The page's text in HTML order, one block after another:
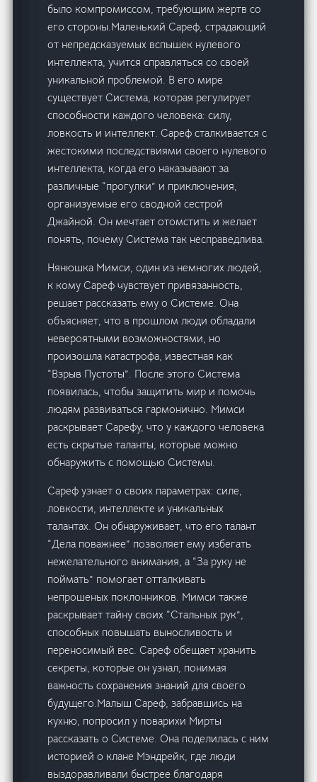
было компромиссом, требующим жертв со
его стороны.Маленький Сареф, страдающий
от непредсказуемых вспышек нулевого
интеллекта, учится справляться со своей
уникальной проблемой. В его мире
существует Система, которая регулирует
способности каждого человека: силу,
ловкость и интеллект. Сареф сталкивается с
жестокими последствиями своего нулевого
интеллекта, когда его наказывают за
различные “прогулки” и приключения,
организуемые его сводной сестрой
Джайной. Он мечтает отомстить и желает
понять, почему Система так несправедлива.
Нянюшка Мимси, один из немногих людей,
к кому Сареф чувствует привязанность,
решает рассказать ему о Системе. Она
объясняет, что в прошлом люди обладали
невероятными возможностями, но
произошла катастрофа, известная как
“Взрыв Пустоты”. После этого Система
появилась, чтобы защитить мир и помочь
людям развиваться гармонично. Мимси
раскрывает Сарефу, что у каждого человека
есть скрытые таланты, которые можно
обнаружить с помощью Системы.
Сареф узнает о своих параметрах: силе,
ловкости, интеллекте и уникальных
талантах. Он обнаруживает, что его талант
“Дела поважнее” позволяет ему избегать
нежелательного внимания, а “За руку не
поймать” помогает отталкивать
непрошеных поклонников. Мимси также
раскрывает тайну своих “Стальных рук”,
способных повышать выносливость и
переносимый вес. Сареф обещает хранить
секреты, которые он узнал, понимая
важность сохранения знаний для своего
будущего.Малыш Сареф, забравшись на
кухню, попросил у поварихи Мирты
рассказать о Системе. Она поделилась с ним
историей о клане Мэндрейк, где люди
выздоравливали быстрее благодаря